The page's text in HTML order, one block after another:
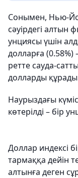
Сонымен, Нью-
сәуірдегі алтын
унциясы үшін
долларға (0.58%)
ретте сауда-
долларды
Наурыздағы
көтерілді – бір
Доллар индексі
тармаққа дейін
алтынға деген